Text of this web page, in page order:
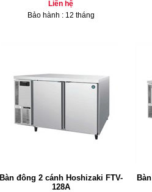
Liên hệ
Bảo hành : 12 tháng
Bàn đông 2 cánh Hoshizaki FTV-
128A